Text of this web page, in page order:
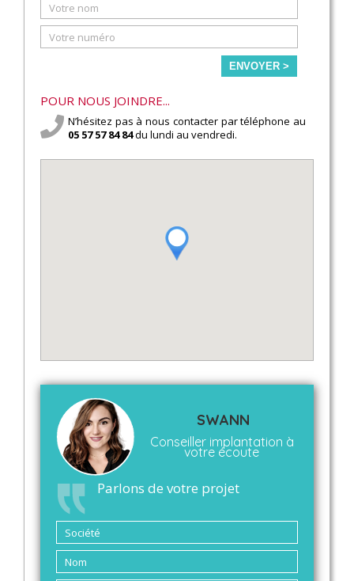
ENVOYER >
POUR NOUS JOINDRE...
N’hésitez pas à nous contacter par téléphone au
05 57 57 84 84du lundi au vendredi.
SWANN
Conseiller implantation à
votre écoute
Parlons de votre projet